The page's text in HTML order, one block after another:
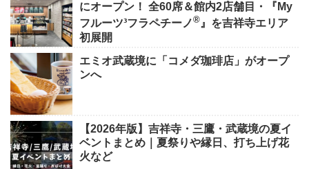
にオープン！ 全60席＆館内2店舗目・『My
フルーツ³フラペチーノ®』を吉祥寺エリア
初展開
エミオ武蔵境に「コメダ珈琲店」がオープ
ンへ
【2026年版】吉祥寺・三鷹・武蔵境の夏イ
ベントまとめ｜夏祭りや縁日、打ち上げ花
火など